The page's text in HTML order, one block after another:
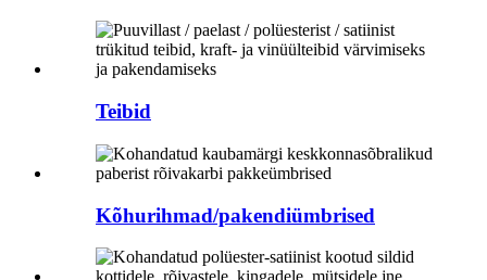
Teibid
Kõhurihmad/pakendiümbrised